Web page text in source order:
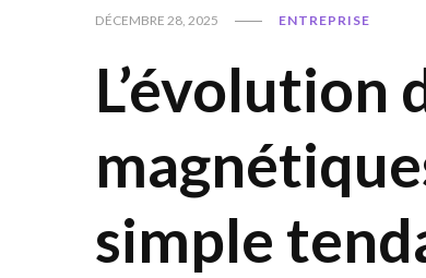
DÉCEMBRE 28, 2025 ENTREPRISE
L’évolution
simple